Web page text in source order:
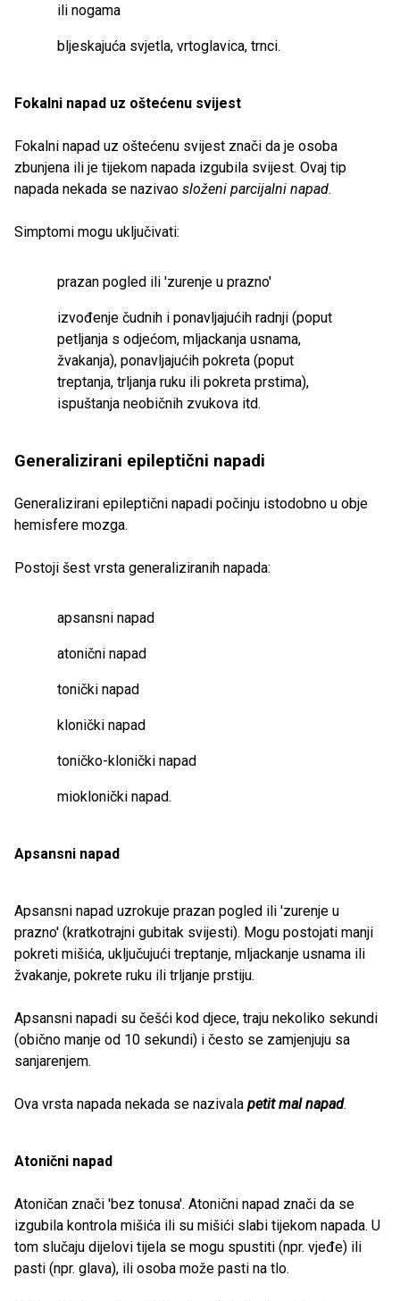
ili nogama
bljeskajuća svjetla, vrtoglavica, trnci.
Fokalni napad uz oštećenu svijest
Fokalni napad uz oštećenu svijest znači da je osoba
zbunjena ili je tijekom napada izgubila svijest. Ovaj tip
napada nekada se nazivao složeni parcijalni napad.
Simptomi mogu uključivati:
prazan pogled ili 'zurenje u prazno'
izvođenje čudnih i ponavljajućih radnji (poput
petljanja s odjećom, mljackanja usnama,
žvakanja), ponavljajućih pokreta (poput
treptanja, trljanja ruku ili pokreta prstima),
ispuštanja neobičnih zvukova itd.
Generalizirani epileptični napadi
Generalizirani epileptični napadi počinju istodobno u obje
hemisfere mozga.
Postoji šest vrsta generaliziranih napada:
apsansni napad
atonični napad
tonički napad
klonički napad
toničko-klonički napad
mioklonički napad.
Apsansni napad
Apsansni napad uzrokuje prazan pogled ili 'zurenje u
prazno' (kratkotrajni gubitak svijesti). Mogu postojati manji
pokreti mišića, uključujući treptanje, mljackanje usnama ili
žvakanje, pokrete ruku ili trljanje prstiju.
Apsansni napadi su češći kod djece, traju nekoliko sekundi
(obično manje od 10 sekundi) i često se zamjenjuju sa
sanjarenjem.
Ova vrsta napada nekada se nazivala petit mal napad.
Atonični napad
Atoničan znači 'bez tonusa'. Atonični napad znači da se
izgubila kontrola mišića ili su mišići slabi tijekom napada. U
tom slučaju dijelovi tijela se mogu spustiti (npr. vjeđe) ili
pasti (npr. glava), ili osoba može pasti na tlo.